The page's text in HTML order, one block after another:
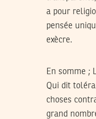
a pour
pensée
exècre.
En somme ;
Qui dit
choses
grand